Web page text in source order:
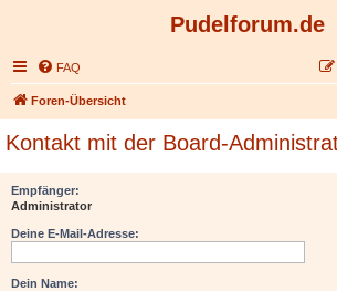
Pudelforum.de
FAQ
Foren-Übersicht
Kontakt mit der Board-
Empfänger:
Administrator
Deine E-Mail-Adresse:
Dein Name: